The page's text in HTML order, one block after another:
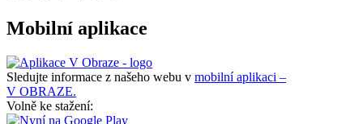
Mobilní aplikace
Sledujte informace z našeho webu v mobilní aplikaci –
V OBRAZE.
Volně ke stažení: